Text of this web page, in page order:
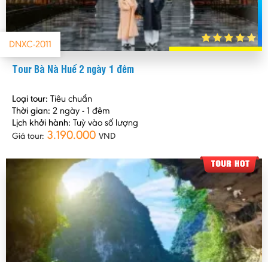
DNXC-2011
Tour Bà Nà Huế 2 ngày 1 đêm
Loại tour: Tiêu chuẩn
Thời gian: 2 ngày - 1 đêm
Lịch khởi hành: Tuỳ vào số lượng
Giá tour: 3.190.000 VND